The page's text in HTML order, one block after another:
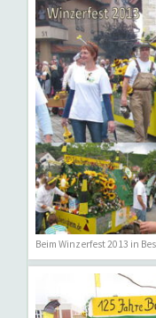
Beim Winzerfest 2013 in